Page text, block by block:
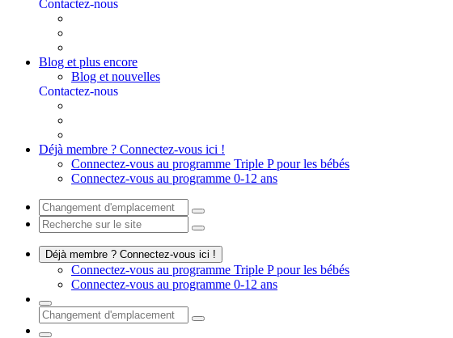
Contactez-nous
Blog et plus encore
Blog et nouvelles
Contactez-nous
Déjà membre ? Connectez-vous ici !
Connectez-vous au programme Triple P pour les bébés
Connectez-vous au programme 0-12 ans
Déjà membre ? Connectez-vous ici !
Connectez-vous au programme Triple P pour les bébés
Connectez-vous au programme 0-12 ans